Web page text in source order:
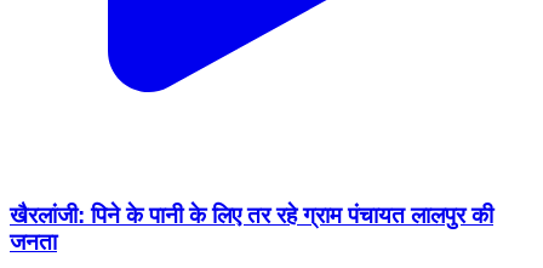
खैरलांजी: पिने के पानी के लिए तर रहे ग्राम पंचायत लालपुर की
जनता